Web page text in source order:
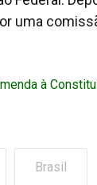
uma
à
Brasil